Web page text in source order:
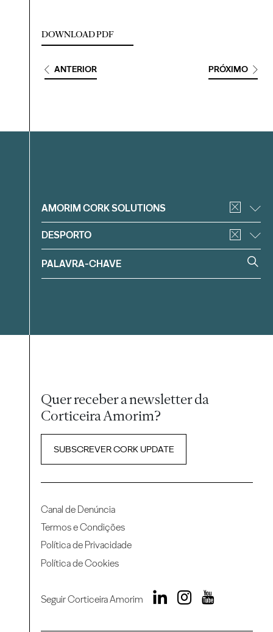
DOWNLOAD PDF
ANTERIOR PRÓXIMO
Filtrar
AMORIM CORK SOLUTIONS
DESPORTO
Quer receber a newsletter da
Corticeira Amorim?
SUBSCREVER CORK UPDATE
Canal de Denúncia
Termos e Condições
Política de Privacidade
Política de Cookies
Seguir Corticeira Amorim